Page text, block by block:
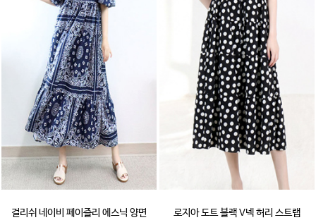
걸리쉬 네이비 페이즐리 에스닉 양면
로지아 도트 블랙 V넥 허리 스트랩